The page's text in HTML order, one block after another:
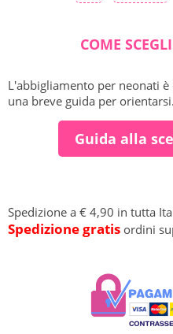
COME
L'abbigliamento per neonati è
una breve guida per orientarsi.
Guida alla
Spedizione a € 4,90 in tutta
Spedizione gratis ordini